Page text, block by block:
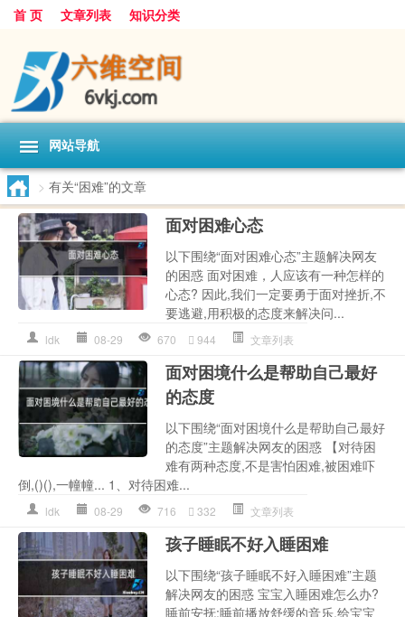
首 页 文章列表 知识分类
网站导航
> 有关“困难”的文章
面对困难心态
以下围绕“面对困难心态”主题解决网友
的困惑 面对困难，人应该有一种怎样的
心态? 因此,我们一定要勇于面对挫折,不
要逃避,用积极的态度来解决问...
ldk 08-29 670 944 文章列表
面对困境什么是帮助自己最好
的态度
以下围绕“面对困境什么是帮助自己最好
的态度”主题解决网友的困惑 【对待困
难有两种态度,不是害怕困难,被困难吓
倒,()(),一幢幢... 1、对待困难...
ldk 08-29 716 332 文章列表
孩子睡眠不好入睡困难
以下围绕“孩子睡眠不好入睡困难”主题
解决网友的困惑 宝宝入睡困难怎么办?
睡前安抚:睡前播放舒缓的音乐,给宝宝